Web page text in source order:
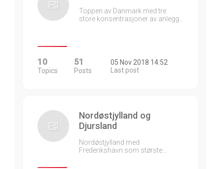
Toppen av Danmark med tre
store konsentrasjoner av anlegg…
10
Topics
51
Posts
05 Nov 2018 14:52
Last post
Nordøstjylland og
Djursland
Nordøstjylland med
Frederikshavn som største…